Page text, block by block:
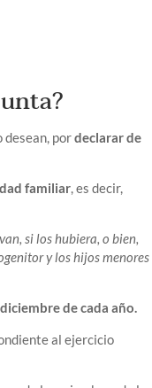
desean, pordeclarar de
familiar, es decir,
si los hubiera, o bien,
y los hijos menores
de cada año.
al ejercicio